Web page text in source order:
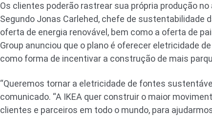
Os clientes poderão rastrear sua própria produção
Segundo Jonas Carlehed, chefe de sustentabilidade
oferta de energia renovável, bem como a oferta de
Group anunciou que o plano é oferecer eletricidade
como forma de incentivar a construção de mais
“Queremos tornar a eletricidade de fontes
comunicado. “A IKEA quer construir o maior
clientes e parceiros em todo o mundo, para